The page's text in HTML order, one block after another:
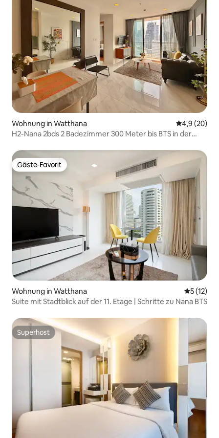
Wohnung in Watthana
4,9 (20)
H2-Nana 2bds 2 Badezimmer 300 Meter bis BTS in der
Gäste-Favorit
Gäste-Favorit
Wohnung in Watthana
5 (12)
Suite mit Stadtblick auf der 11. Etage | Schritte zu Nana BTS
Superhost
Superhost